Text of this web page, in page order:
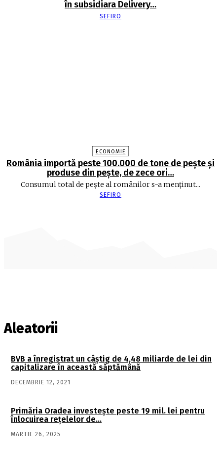
în subsidiara Delivery…
SEFIRO
ECONOMIE
România importă peste 100.000 de tone de peşte şi
produse din peşte, de zece ori…
Consumul total de peşte al ro­mâ­nilor s-a menţinut...
SEFIRO
Aleatorii
BVB a înregistrat un câştig de 4,48 miliarde de lei din
capitalizare în această săptămână
DECEMBRIE 12, 2021
Primăria Oradea investeşte peste 19 mil. lei pentru
înlocuirea reţelelor de…
MARTIE 26, 2025